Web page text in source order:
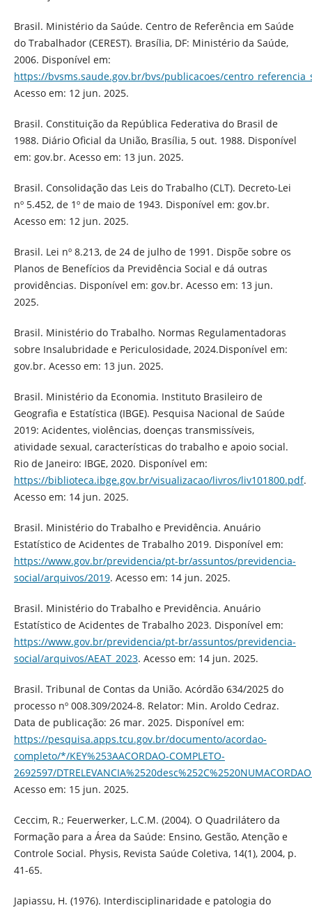
Brasil. Ministério da Saúde. Centro de Referência em Saúde
do Trabalhador (CEREST). Brasília, DF: Ministério da Saúde,
2006. Disponível em:
https://bvsms.saude.gov.br/bvs/publicacoes/
Acesso em: 12 jun. 2025.
Brasil. Constituição da República Federativa do Brasil de
1988. Diário Oficial da União, Brasília, 5 out. 1988. Disponível
em: gov.br. Acesso em: 13 jun. 2025.
Brasil. Consolidação das Leis do Trabalho (CLT). Decreto-Lei
nº 5.452, de 1º de maio de 1943. Disponível em: gov.br.
Acesso em: 12 jun. 2025.
Brasil. Lei nº 8.213, de 24 de julho de 1991. Dispõe sobre os
Planos de Benefícios da Previdência Social e dá outras
providências. Disponível em: gov.br. Acesso em: 13 jun.
2025.
Brasil. Ministério do Trabalho. Normas Regulamentadoras
sobre Insalubridade e Periculosidade, 2024.Disponível em:
gov.br. Acesso em: 13 jun. 2025.
Brasil. Ministério da Economia. Instituto Brasileiro de
Geografia e Estatística (IBGE). Pesquisa Nacional de Saúde
2019: Acidentes, violências, doenças transmissíveis,
atividade sexual, características do trabalho e apoio social.
Rio de Janeiro: IBGE, 2020. Disponível em:
https://biblioteca.ibge.gov.br/visualizacao/livros/liv101800.pdf.
Acesso em: 14 jun. 2025.
Brasil. Ministério do Trabalho e Previdência. Anuário
Estatístico de Acidentes de Trabalho 2019. Disponível em:
https://www.gov.br/previdencia/pt-br/assuntos/previdencia-
social/arquivos/2019. Acesso em: 14 jun. 2025.
Brasil. Ministério do Trabalho e Previdência. Anuário
Estatístico de Acidentes de Trabalho 2023. Disponível em:
https://www.gov.br/previdencia/pt-br/assuntos/previdencia-
social/arquivos/AEAT_2023. Acesso em: 14 jun. 2025.
Brasil. Tribunal de Contas da União. Acórdão 634/2025 do
processo nº 008.309/2024-8. Relator: Min. Aroldo Cedraz.
Data de publicação: 26 mar. 2025. Disponível em:
https://pesquisa.apps.tcu.gov.br/documento/acordao-
completo/*/KEY%253AACORDAO-COMPLETO-
2692597/
Acesso em: 15 jun. 2025.
Ceccim, R.; Feuerwerker, L.C.M. (2004). O Quadrilátero da
Formação para a Área da Saúde: Ensino, Gestão, Atenção e
Controle Social. Physis, Revista Saúde Coletiva, 14(1), 2004, p.
41-65.
Japiassu, H. (1976). Interdisciplinaridade e patologia do